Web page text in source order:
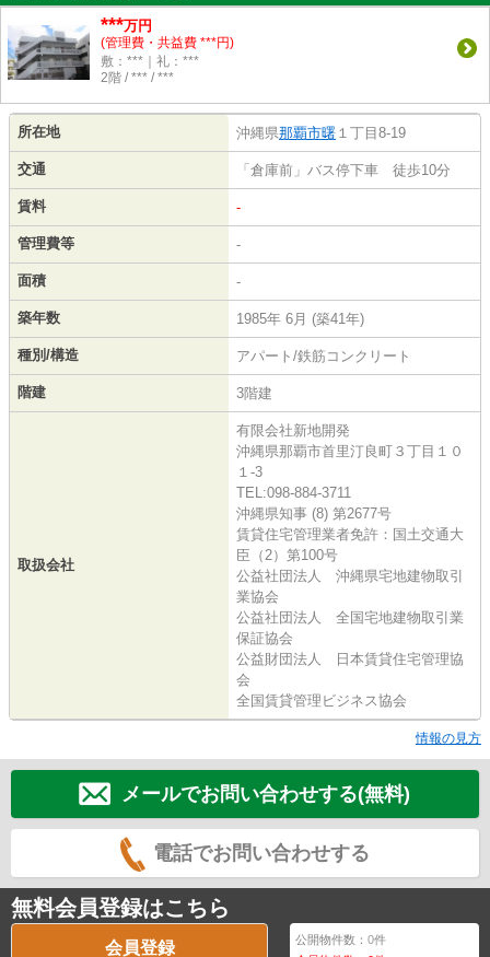
***万円
(管理費・共益費 ***円)
敷：***｜礼：***
2階 / *** / ***
所在地 沖縄県那覇市曙 １丁目8-19
交通 「倉庫前」バス停下車 徒歩10分
賃料 -
管理費等 -
面積 -
築年数 1985年 6月 (築41年)
種別/構造 アパート/鉄筋コンクリート
階建 3階建
取扱会社
有限会社新地開発
沖縄県那覇市首里汀良町３丁目１０
１-3
TEL:098-884-3711
沖縄県知事 (8) 第2677号
賃貸住宅管理業者免許：国土交通大
臣（2）第100号
公益社団法人 沖縄県宅地建物取引
業協会
公益社団法人 全国宅地建物取引業
保証協会
公益財団法人 日本賃貸住宅管理協
会
全国賃貸管理ビジネス協会
情報の見方
メールでお問い合わせする(無料)
電話でお問い合わせする
無料会員登録はこちら
会員登録 公開物件数：0件